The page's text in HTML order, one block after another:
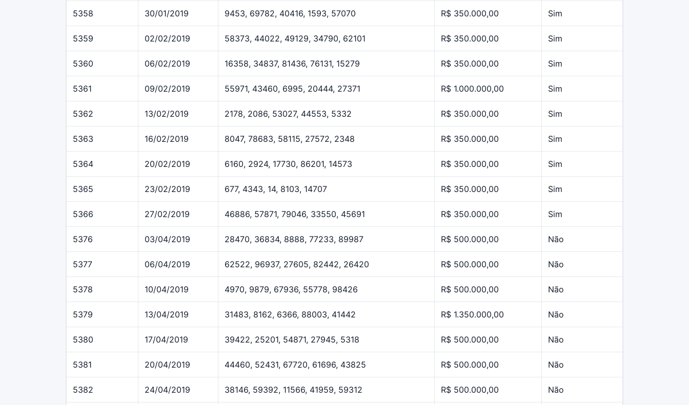
5358 30/01/2019 9453, 69782, 40416, 1593, 57070 R$ 350.000,00 Sim
5359 02/02/2019 58373, 44022, 49129, 34790, 62101 R$ 350.000,00 Sim
5360 06/02/2019 16358, 34837, 81436, 76131, 15279 R$ 350.000,00 Sim
5361 09/02/2019 55971, 43460, 6995, 20444, 27371 R$ 1.000.000,00 Sim
5362 13/02/2019 2178, 2086, 53027, 44553, 5332 R$ 350.000,00 Sim
5363 16/02/2019 8047, 78683, 58115, 27572, 2348 R$ 350.000,00 Sim
5364 20/02/2019 6160, 2924, 17730, 86201, 14573 R$ 350.000,00 Sim
5365 23/02/2019 677, 4343, 14, 8103, 14707 R$ 350.000,00 Sim
5366 27/02/2019 46886, 57871, 79046, 33550, 45691 R$ 350.000,00 Sim
5376 03/04/2019 28470, 36834, 8888, 77233, 89987 R$ 500.000,00 Não
5377 06/04/2019 62522, 96937, 27605, 82442, 26420 R$ 500.000,00 Não
5378 10/04/2019 4970, 9879, 67936, 55778, 98426 R$ 500.000,00 Não
5379 13/04/2019 31483, 8162, 6366, 88003, 41442 R$ 1.350.000,00 Não
5380 17/04/2019 39422, 25201, 54871, 27945, 5318 R$ 500.000,00 Não
5381 20/04/2019 44460, 52431, 67720, 61696, 43825 R$ 500.000,00 Não
5382 24/04/2019 38146, 59392, 11566, 41959, 59312 R$ 500.000,00 Não